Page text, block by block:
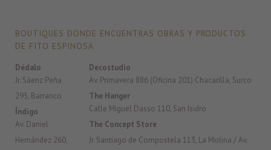
BOUTIQUES DONDE ENCUENTRAS OBRAS Y PRODUCTOS
DE FITO ESPINOSA
Dédalo
Jr. Sáenz Peña
295, Barranco
Índigo
Av. Daniel
Hernández 260,
Decostudio
Av. Primavera 886 (Oficina 201) Chacarilla, Surco
The Hanger
Calle Miguel Dasso 110, San Isidro
The Concept Store
Jr. Santiago de Compostela 113, La Molina / Av.